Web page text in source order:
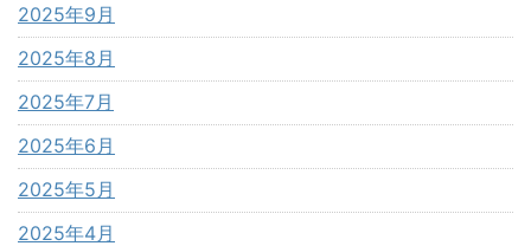
2025年9月
2025年8月
2025年7月
2025年6月
2025年5月
2025年4月